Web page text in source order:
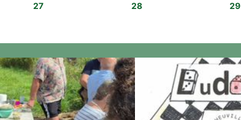
27 28 29